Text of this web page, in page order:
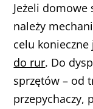
Jeżeli domowe
należy
celu
do rur. Do
sprzętów – od
przepychaczy,